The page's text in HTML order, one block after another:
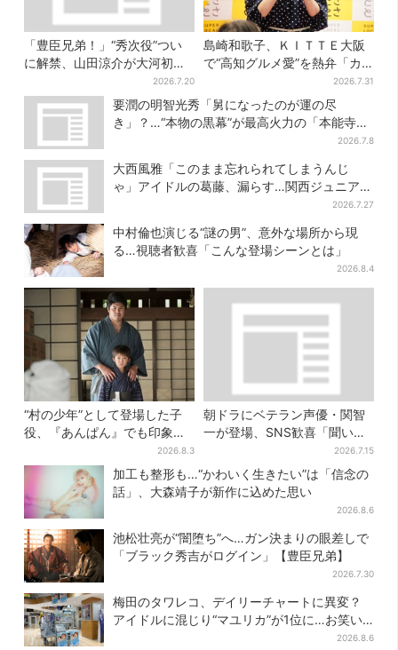
「豊臣兄弟！」“秀次役”つい
に解禁、山田涼介が大河初出
演「まさかの」「楽しみすぎ
る」
2026.7.20
島崎和歌子、ＫＩＴＴＥ大阪
で“高知グルメ愛”を熱弁「カ
ツオは塩派」「ちくキュウが
おつまみ」
2026.7.31
要潤の明智光秀「舅になったのが運の尽
き」？…“本物の黒幕”が最高火力の「本能寺」
2026.7.8
大西風雅「このまま忘れられてしまうんじ
ゃ」アイドルの葛藤、漏らす…関西ジュニア特
2026.7.27
中村倫也演じる“謎の男”、意外な場所から現
る…視聴者歓喜「こんな登場シーンとは」
2026.8.4
“村の少年”として登場した子
役、『あんぱん』でも印象的
だった…視聴者驚き「どうり
で演技上手だと」
2026.8.3
朝ドラにベテラン声優・関智
一が登場、SNS歓喜「聞いた
ことある声がすると思った
ら！」
2026.7.15
加工も整形も…“かわいく生きたい”は「信念の
話」、大森靖子が新作に込めた思い
2026.8.6
池松壮亮が“闇堕ち”へ…ガン決まりの眼差しで
「ブラック秀吉がログイン」【豊臣兄弟】
2026.7.30
梅田のタワレコ、デイリーチャートに異変？
アイドルに混じり“マユリカ”が1位に…お笑い
2026.8.6